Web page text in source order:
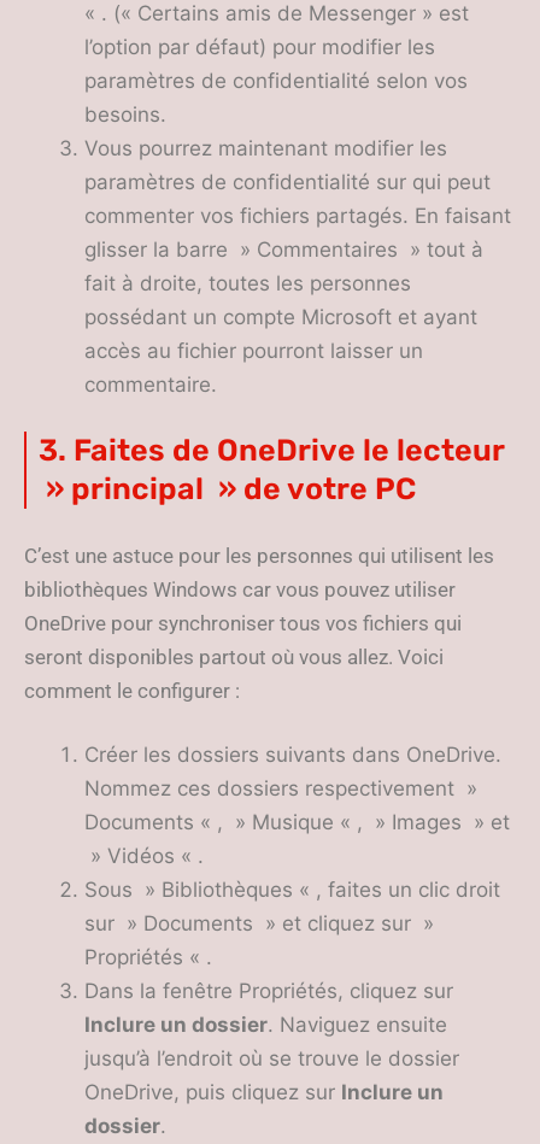
« . (« Certains amis de Messenger » est
l’option par défaut) pour modifier les
paramètres de confidentialité selon vos
besoins.
Vous pourrez maintenant modifier les
paramètres de confidentialité sur qui peut
commenter vos fichiers partagés. En faisant
glisser la barre » Commentaires » tout à
fait à droite, toutes les personnes
possédant un compte Microsoft et ayant
accès au fichier pourront laisser un
commentaire.
3. Faites de OneDrive le lecteur
» principal » de votre PC
C’est une astuce pour les personnes qui utilisent les
bibliothèques Windows car vous pouvez utiliser
OneDrive pour synchroniser tous vos fichiers qui
seront disponibles partout où vous allez. Voici
comment le configurer :
Créer les dossiers suivants dans OneDrive.
Nommez ces dossiers respectivement »
Documents « , » Musique « , » Images » et
» Vidéos « .
Sous » Bibliothèques « , faites un clic droit
sur » Documents » et cliquez sur »
Propriétés « .
Dans la fenêtre Propriétés, cliquez sur
Inclure un dossier. Naviguez ensuite
jusqu’à l’endroit où se trouve le dossier
OneDrive, puis cliquez sur Inclure un
dossier.